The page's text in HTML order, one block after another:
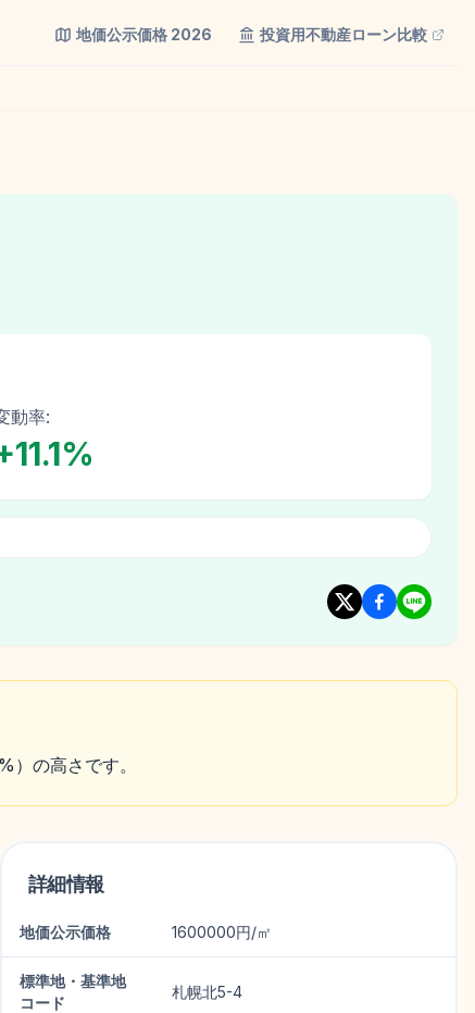
地価公示価格 2026 投資用不動産ローン比較
動率:
11.1%
の高さです。
詳細情報
地価公示価格 1600000円/㎡
標準地・基準地
コード
札幌北5-4